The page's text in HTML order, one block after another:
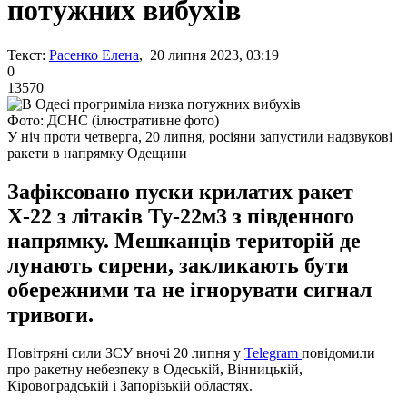
потужних вибухів
Текст: Расенко Елена, 20 липня 2023, 03:19
0
13570
Фото: ДСНС (ілюстративне фото)
У ніч проти четверга, 20 липня, росіяни запустили надзвукові
ракети в напрямку Одещини
Зафіксовано пуски крилатих ракет
Х-22 з літаків Ту-22м3 з південного
напрямку. Мешканців територій де
лунають сирени, закликають бути
обережними та не ігнорувати сигнал
тривоги.
Повітряні сили ЗСУ вночі 20 липня у Telegram повідомили
про ракетну небезпеку в Одеській, Вінницькій,
Кіровоградській і Запорізькій областях.